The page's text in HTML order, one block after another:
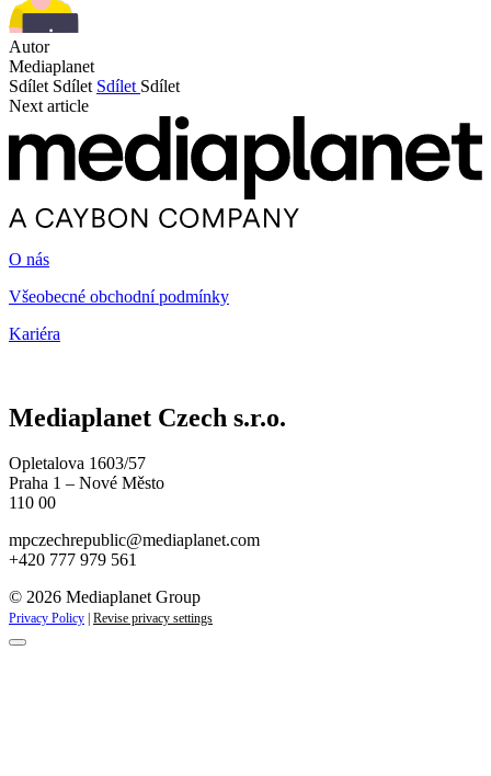
Autor
Mediaplanet
Sdílet Sdílet Sdílet Sdílet
Next article
O nás
Všeobecné obchodní podmínky
Kariéra
Mediaplanet Czech s.r.o.
Opletalova 1603/57
Praha 1 – Nové Město
110 00
mpczechrepublic@mediaplanet.com
+420 777 979 561
© 2026 Mediaplanet Group
Privacy Policy Revise privacy settings